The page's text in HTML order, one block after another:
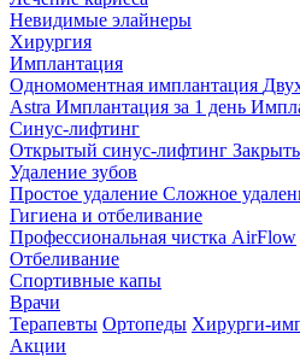
Невидимые элайнеры
Хирургия
Имплантация
Одномоментная имплантация
Astra Имплантация за 1 день
Синус-лифтинг
Открытый синус-лифтинг
Удаление зубов
Простое удаление Сложное
Гигиена и отбеливание
Профессиональная чистка AirFlow
Отбеливание
Спортивные капы
Врачи
Терапевты Ортопеды Хирурги-
Акции